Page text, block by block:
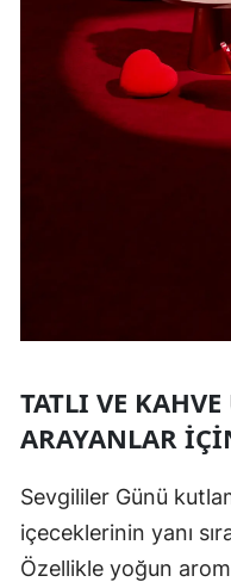
TATLI VE
ARAYANLAR
Sevgililer Günü
içeceklerinin yanı
Özellikle yoğun